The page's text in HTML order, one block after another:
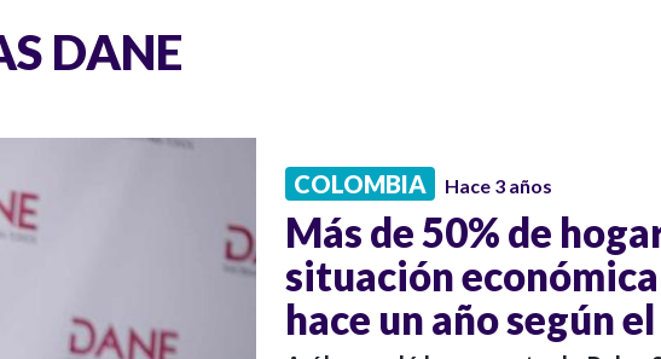
DANE
COLOMBIA Hace 3 años
Más de 50% de
situación
hace un año según